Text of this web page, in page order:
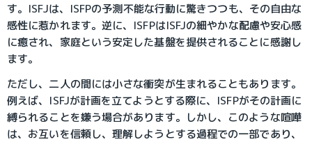
す。ISFJは、ISFPの予測不能な行動に驚きつつも、その自由な
感性に惹かれます。逆に、ISFPはISFJの細やかな配慮や安心感
に癒され、家庭という安定した基盤を提供されることに感謝し
ます。
ただし、二人の間には小さな衝突が生まれることもあります。
例えば、ISFJが計画を立てようとする際に、ISFPがその計画に
縛られることを嫌う場合があります。しかし、このような喧嘩
は、お互いを信頼し、理解しようとする過程での一部であり、